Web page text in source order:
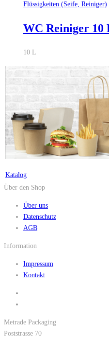
Flüssigkeiten (Seife, Reiniger)
WC Reiniger 10
10 L
Katalog
Über den Shop
Über uns
Datenschutz
AGB
Information
Impressum
Kontakt
Metrade Packaging
Poststrasse 70